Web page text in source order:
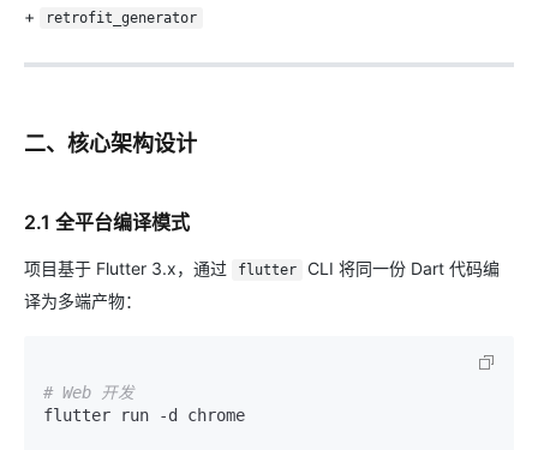
+ retrofit_generator
二、核心架构设计
2.1 全平台编译模式
项目基于 Flutter 3.x，通过 flutter
CLI 将同一份 Dart 代码编
译为多端产物：
# Web 开发
flutter run -d chrome